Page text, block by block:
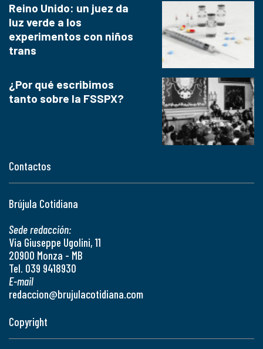
Contactos
Brújula Cotidiana
Sede redacción:
Via Giuseppe Ugolini, 11
20900 Monza - MB
Tel. 039 9418930
E-mail
redaccion@brujulacotidiana.com
Reino Unido: un juez da
luz verde a los
experimentos con niños
trans
¿Por qué escribimos
tanto sobre la FSSPX?
Copyright